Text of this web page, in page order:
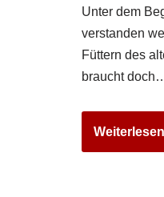
Unter dem
verstanden
Füttern des
braucht